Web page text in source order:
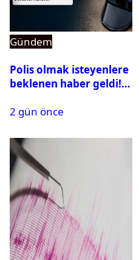
Gündem
Polis olmak isteyenlere
beklenen haber geldi!
2 gün önce